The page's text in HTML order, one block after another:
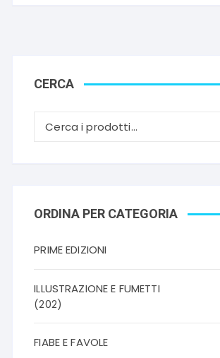
CERCA
ORDINA PER CATEGORIA
PRIME EDIZIONI
ILLUSTRAZIONE E FUMETTI
(202)
FIABE E FAVOLE